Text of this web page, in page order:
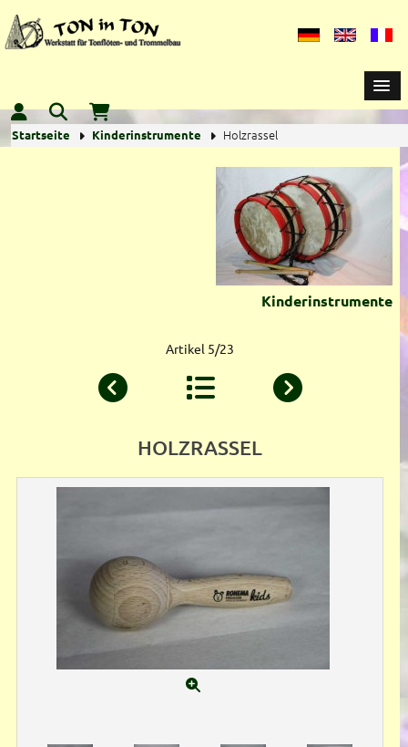
Startseite Kinderinstrumente Holzrassel
Kinderinstrumente
Artikel 5/23
HOLZRASSEL